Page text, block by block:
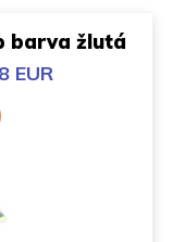
barva žlutá
EUR